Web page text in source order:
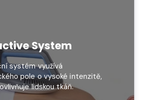
System
systém využívá
pole o vysoké intenzitě,
lidskou tkáň.